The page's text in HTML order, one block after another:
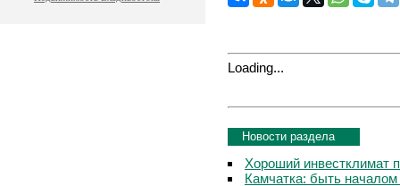
Loading...
Новости раздела
Хороший инвестклимат
Камчатка: быть